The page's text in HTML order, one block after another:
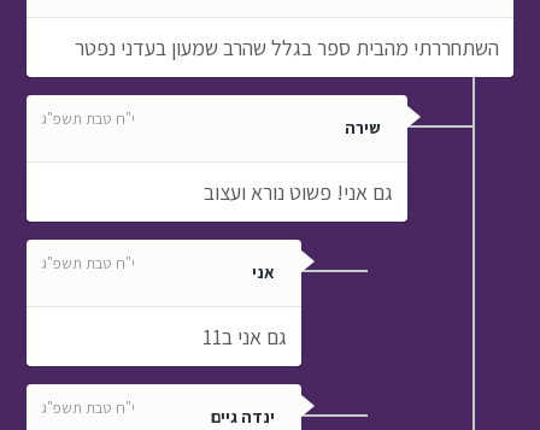
השתחררתי מהבית ספר בגלל שהרב שמעון בעדני נפטר
שירה י"ח טבת תשפ"ג
גם אני! פשוט נורא ועצוב
אני י"ח טבת תשפ"ג
גם אני ב11
ינדה גיים י"ח טבת תשפ"ג